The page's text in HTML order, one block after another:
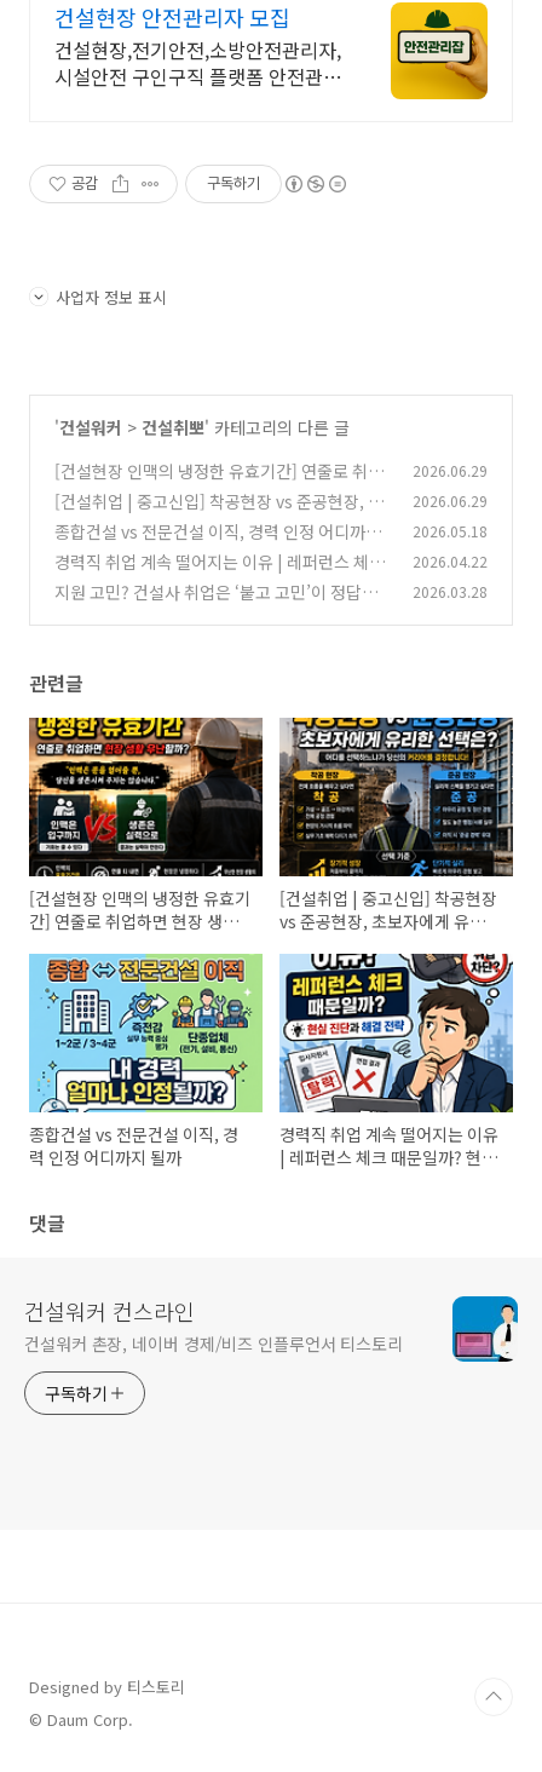
건설현장 안전관리자 모집
건설현장,전기안전,소방안전관리자,
시설안전 구인구직 플랫폼 안전관리
공감 구독하기
사업자 정보 표시
'건설워커 > 건설취뽀' 카테고리의 다른 글
[건설현장 인맥의 냉정한 유효기간] 연줄로 취업
하면 현장 생활 무난할까? (0)
2026.06.29
[건설취업 | 중고신입] 착공현장 vs 준공현장, 초
보자에게 유리한 선택은?
2026.06.29
종합건설 vs 전문건설 이직, 경력 인정 어디까지
될까
(0)
2026.05.18
경력직 취업 계속 떨어지는 이유 | 레퍼런스 체크
때문일까? 현실적인 원인과 해결 포인트
(0)
2026.04.22
지원 고민? 건설사 취업은 ‘붙고 고민’이 정답이
2026.03.28
관련글
[건설현장 인맥의 냉정한 유효기
간] 연줄로 취업하면 현장 생활
[건설취업 | 중고신입] 착공현장
vs 준공현장, 초보자에게 유리한
종합건설 vs 전문건설 이직, 경
력 인정 어디까지 될까
경력직 취업 계속 떨어지는 이유
| 레퍼런스 체크 때문일까? 현실
댓글
건설워커 컨스라인
건설워커 촌장, 네이버 경제/비즈 인플루언서 티스토리
구독하기
Designed by 티스토리
© Daum Corp.